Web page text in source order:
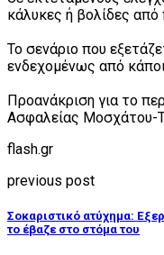
κάλυκες ή βολίδες
Το σενάριο που
ενδεχομένως από
Προανάκριση για το
Ασφαλείας Μοσχάτου-
flash.gr
previous post
Σοκαριστικό ατύχημα:
το έβαζε στο στόμα του